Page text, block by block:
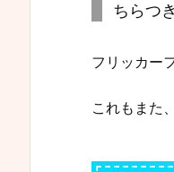
ちらつ
フリッカー
これもまた